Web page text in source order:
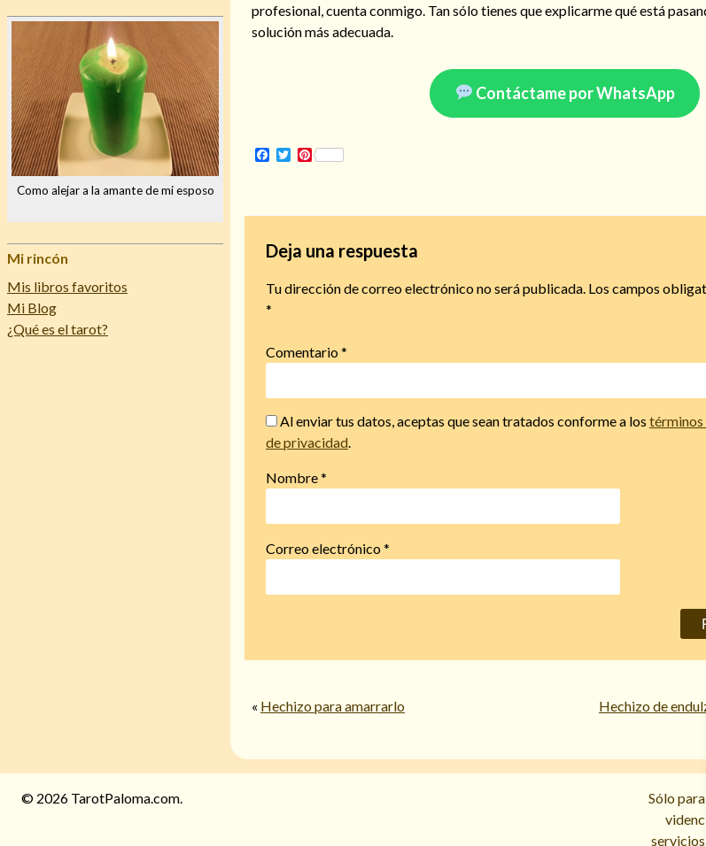
Como alejar a la amante de mi esposo
Mi rincón
Mis libros favoritos
Mi Blog
¿Qué es el tarot?
profesional, cuenta conmigo. Tan sólo tienes que explicarme qué está
solución más adecuada.
Contáctame por WhatsApp
Facebook
TwitterPinterest
Deja una respuesta
Tu dirección de correo electrónico no será publicada. Los campos
*
Comentario*
Al enviar tus datos, aceptas que sean tratados conforme a los términos
de privacidad
Nombre*
Correo electrónico*
« Hechizo para amarrarlo Hechizo de
© 2026 TarotPaloma.com.
Sólo